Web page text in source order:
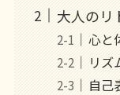
大人のリ
心と
リズ
自己